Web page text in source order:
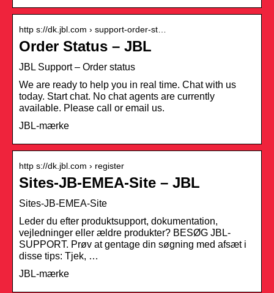
http s://dk.jbl.com › support-order-st…
Order Status – JBL
JBL Support – Order status
We are ready to help you in real time. Chat with us
today. Start chat. No chat agents are currently
available. Please call or email us.
JBL-mærke
http s://dk.jbl.com › register
Sites-JB-EMEA-Site – JBL
Sites-JB-EMEA-Site
Leder du efter produktsupport, dokumentation,
vejledninger eller ældre produkter? BESØG JBL-
SUPPORT. Prøv at gentage din søgning med afsæt i
disse tips: Tjek, …
JBL-mærke